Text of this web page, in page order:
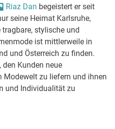
Riaz Dan begeistert er seit
seine Heimat Karlsruhe,
stylische und
ist mittlerweile in
und Österreich zu finden.
den Kunden neue
Modewelt zu liefern und ihnen
und Individualität zu